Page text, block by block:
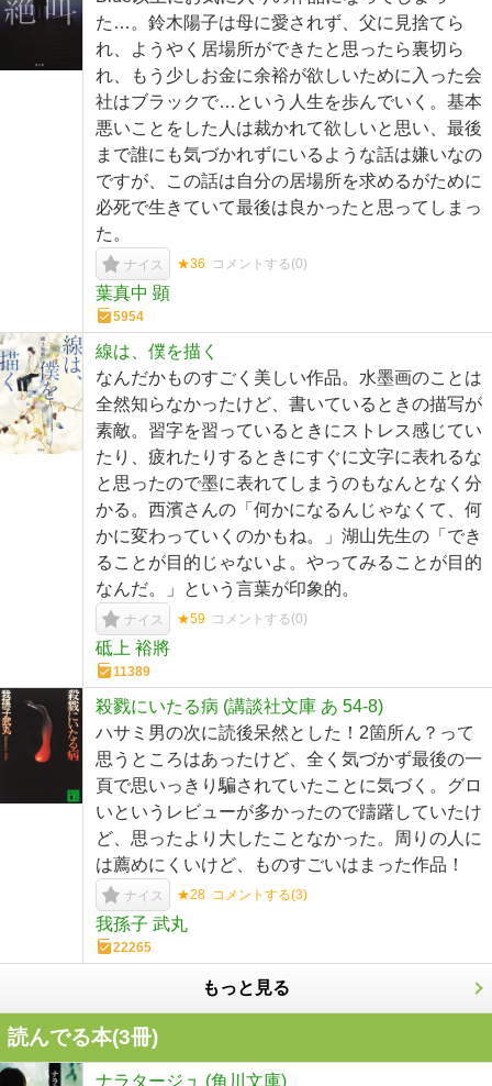
た…。鈴木陽子は母に愛されず、父に見捨てら
れ、ようやく居場所ができたと思ったら裏切ら
れ、もう少しお金に余裕が欲しいために入った会
社はブラックで…という人生を歩んでいく。基本
悪いことをした人は裁かれて欲しいと思い、最後
まで誰にも気づかれずにいるような話は嫌いなの
ですが、この話は自分の居場所を求めるがために
必死で生きていて最後は良かったと思ってしまっ
た。
ナイス ★36 コメントする(0)
葉真中 顕
5954
線は、僕を描く
なんだかものすごく美しい作品。水墨画のことは
全然知らなかったけど、書いているときの描写が
素敵。習字を習っているときにストレス感じてい
たり、疲れたりするときにすぐに文字に表れるな
と思ったので墨に表れてしまうのもなんとなく分
かる。西濱さんの「何かになるんじゃなくて、何
かに変わっていくのかもね。」湖山先生の「でき
ることが目的じゃないよ。やってみることが目的
なんだ。」という言葉が印象的。
ナイス ★59 コメントする(0)
砥上 裕將
11389
殺戮にいたる病 (講談社文庫 あ 54-8)
ハサミ男の次に読後呆然とした！2箇所ん？って
思うところはあったけど、全く気づかず最後の一
頁で思いっきり騙されていたことに気づく。グロ
いというレビューが多かったので躊躇していたけ
ど、思ったより大したことなかった。周りの人に
は薦めにくいけど、ものすごいはまった作品！
ナイス ★28 コメントする(3)
我孫子 武丸
22265
もっと見る
読んでる本(3冊)
ナラタージュ (角川文庫)